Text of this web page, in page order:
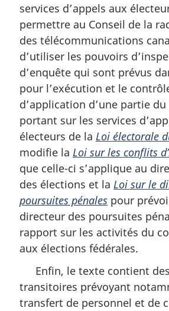
services d’appels aux
permettre au Conseil de la
des télécommunications
d’utiliser les pouvoirs
d’enquête qui sont prévus
pour l’exécution et le
d’application d’une partie
portant sur les services
électeurs de la Loi électorale
modifie la Loi sur les conflits
que celle-ci s’applique au
des élections et la Loi sur le
poursuites pénales pour
directeur des poursuites
rapport sur les activités du
aux élections fédérales.
Enfin, le texte contient
transitoires prévoyant
transfert de personnel et de